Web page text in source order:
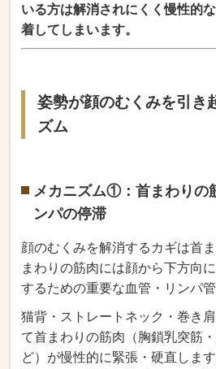
いる方は解消されにくく慢性的
着してしまいます。
姿勢が顔のむくみを引き
ズム
メカニズム①：首まわりの
ンパの停滞
顔のむくみを解消するカギは首
まわりの筋肉には顔から下方向
するための重要な血管・リンパ
猫背・ストレートネック・巻き
て首まわりの筋肉（胸鎖乳突筋
ど）が慢性的に緊張・硬直しま